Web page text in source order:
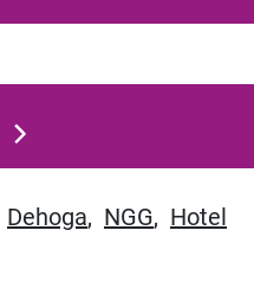
Dehoga, NGG, Hotel